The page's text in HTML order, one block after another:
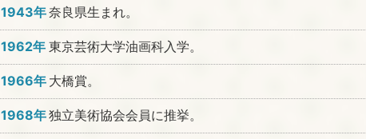
1943年奈良県生まれ。
1962年 東京芸術大学油画科入学。
1966年 大橋賞。
1968年独立美術協会会員に推挙。